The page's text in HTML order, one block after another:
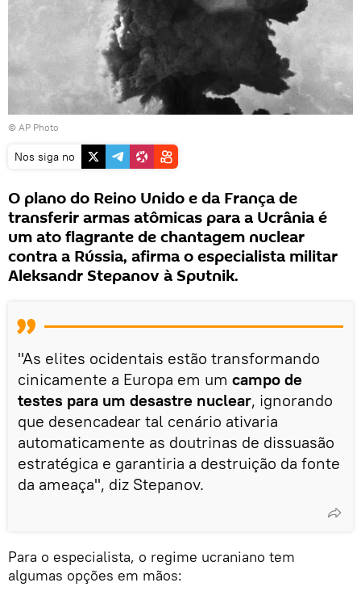
© AP Photo
Nos siga no
O plano do Reino Unido e da França de
transferir armas atômicas para a Ucrânia é
um ato flagrante de chantagem nuclear
contra a Rússia, afirma o especialista militar
Aleksandr Stepanov à Sputnik.
"As elites ocidentais estão transformando
cinicamente a Europa em um campo de
testes para um desastre nuclear, ignorando
que desencadear tal cenário ativaria
automaticamente as doutrinas de dissuasão
estratégica e garantiria a destruição da fonte
da ameaça", diz Stepanov.
Para o especialista, o regime ucraniano tem
algumas opções em mãos: